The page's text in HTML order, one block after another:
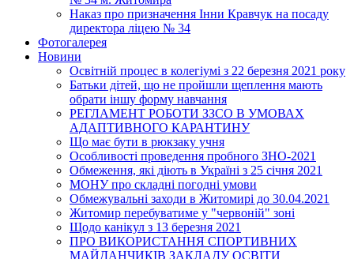
Наказ про призначення Інни Кравчук на посаду
директора ліцею № 34
Фотогалерея
Новини
Освітній процес в колегіумі з 22 березня 2021 року
Батьки дітей, що не пройшли щеплення мають
обрати іншу форму навчання
РЕГЛАМЕНТ РОБОТИ ЗЗСО В УМОВАХ
АДАПТИВНОГО КАРАНТИНУ
Що має бути в рюкзаку учня
Особливості проведення пробного ЗНО-2021
Обмеження, які діють в Україні з 25 січня 2021
МОНУ про складні погодні умови
Обмежувальні заходи в Житомирі до 30.04.2021
Житомир перебуватиме у "червоній" зоні
Щодо канікул з 13 березня 2021
ПРО ВИКОРИСТАННЯ СПОРТИВНИХ
МАЙДАНЧИКІВ ЗАКЛАДУ ОСВІТИ